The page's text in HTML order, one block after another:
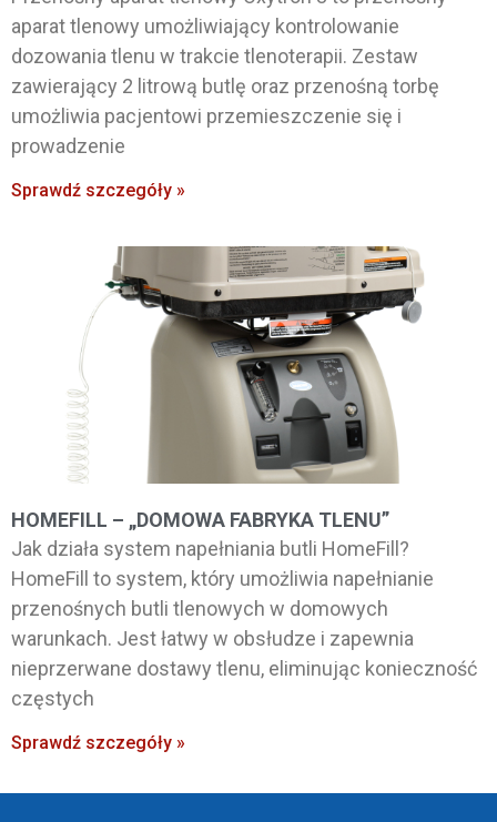
aparat tlenowy umożliwiający kontrolowanie
dozowania tlenu w trakcie tlenoterapii. Zestaw
zawierający 2 litrową butlę oraz przenośną torbę
umożliwia pacjentowi przemieszczenie się i
prowadzenie
Sprawdź szczegóły »
HOMEFILL – „DOMOWA FABRYKA TLENU”
Jak działa system napełniania butli HomeFill?
HomeFill to system, który umożliwia napełnianie
przenośnych butli tlenowych w domowych
warunkach. Jest łatwy w obsłudze i zapewnia
nieprzerwane dostawy tlenu, eliminując konieczność
częstych
Sprawdź szczegóły »